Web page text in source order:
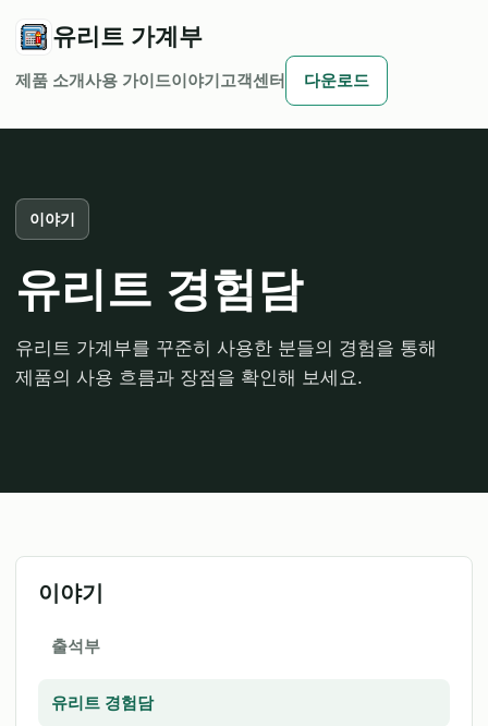
유리트 가계부
제품 소개사용 가이드이야기 고객센터 다운로드
이야기
유리트 경험담
유리트 가계부를 꾸준히 사용한 분들의 경험을 통해
제품의 사용 흐름과 장점을 확인해 보세요.
이야기
출석부
유리트 경험담